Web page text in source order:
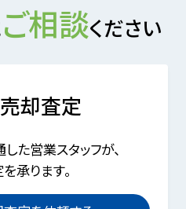
ご相談ください
売却査定
た営業スタッフが、
承ります。